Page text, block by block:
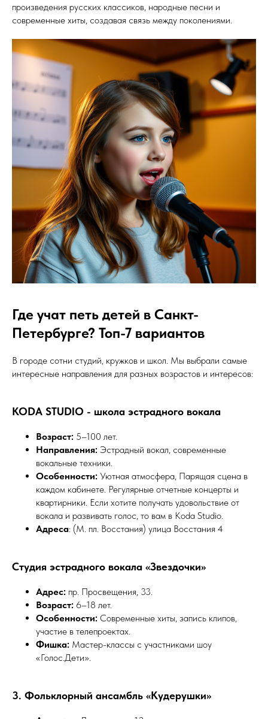
произведения русских классиков, народные песни и
современные хиты, создавая связь между поколениями.
Где учат петь детей в Санкт-
Петербурге? Топ-7 вариантов
В городе сотни студий, кружков и школ. Мы выбрали самые
интересные направления для разных возрастов и интересов:
KODA STUDIO - школа эстрадного вокала
Возраст: 5–100 лет.
Направления: Эстрадный вокал, современные
вокальные техники.
Особенности: Уютная атмосфера, Парящая сцена в
каждом кабинете. Регулярные отчетные концерты и
квартирники. Если хотите получать удовольствие от
вокала и развивать голос, то вам в Koda Studio.
Адреса: (М. пл. Восстания) улица Восстания 4
Студия эстрадного вокала «Звездочки»
Адрес: пр. Просвещения, 33.
Возраст: 6–18 лет.
Особенности: Современные хиты, запись клипов,
участие в телепроектах.
Фишка: Мастер-классы с участниками шоу
«Голос.Дети».
3. Фольклорный ансамбль «Кудерушки»